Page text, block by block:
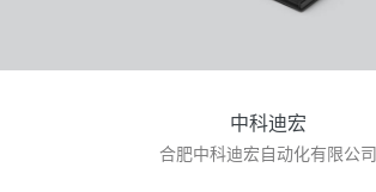
中科迪宏
合肥中科迪宏自动化有限公司